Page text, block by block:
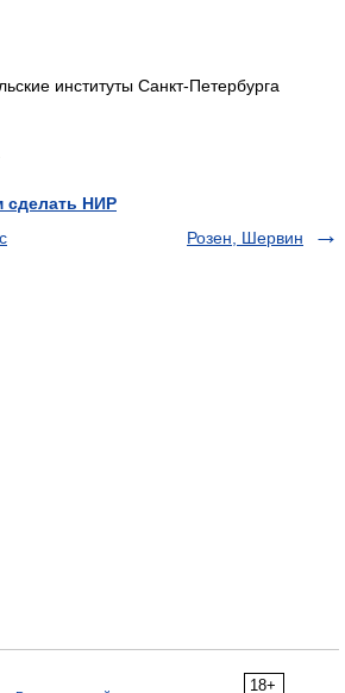
институты Санкт-Петербурга
сделать НИР
Розен, Шервин
18+